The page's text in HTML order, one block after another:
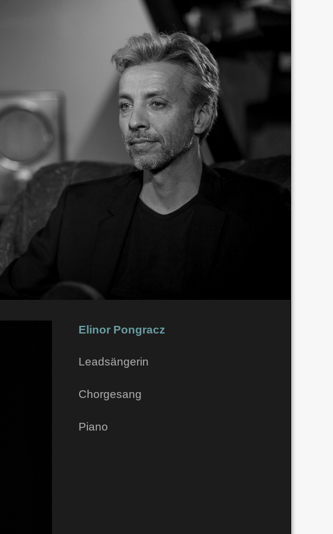
Elinor Pongracz
Leadsängerin
Chorgesang
Piano